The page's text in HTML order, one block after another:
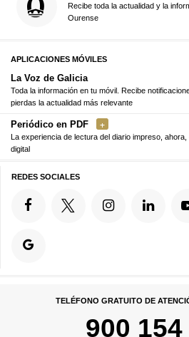
Recibe toda la actualidad y la
Ourense
APLICACIONES MÓVILES
La Voz de Galicia
Toda la información en tu móvil. Recibe
pierdas la actualidad más relevante
Periódico en PDF
La experiencia de lectura del diario impreso,
digital
REDES SOCIALES
TELÉFONO GRATUITO DE
900 154